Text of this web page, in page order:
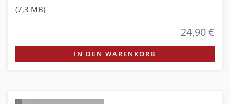
(7,3 MB)
24,90 €
IN DEN WARENKORB